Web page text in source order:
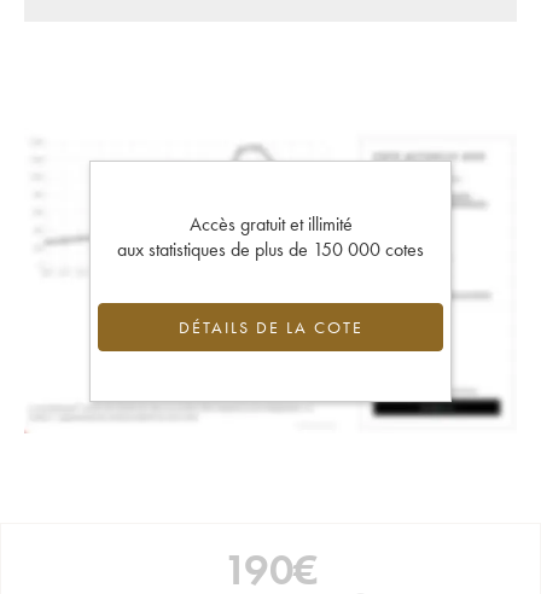
Accès gratuit et illimité
aux statistiques de plus de 150 000 cotes
DÉTAILS DE LA COTE
190€